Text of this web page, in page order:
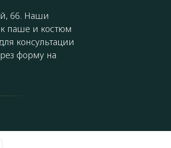
66. Наши
паше и костюм
консультации
форму на